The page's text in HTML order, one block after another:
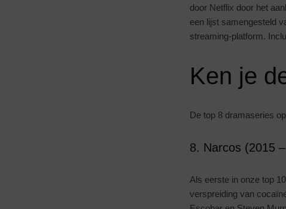
door Netflix door het
een lijst samengesteld
streaming-platform.
Ken je
De top 8 dramaseries
8. Narcos (2015
Als eerste in onze top
verspreiding van